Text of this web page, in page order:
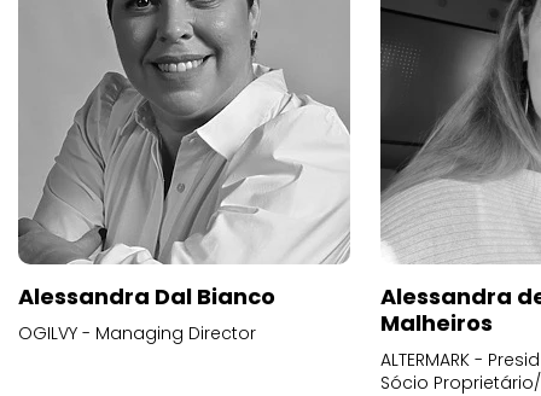
Alessandra Dal Bianco
OGILVY - Managing Director
Alessandra
Malheiros
ALTERMARK -
Sócio